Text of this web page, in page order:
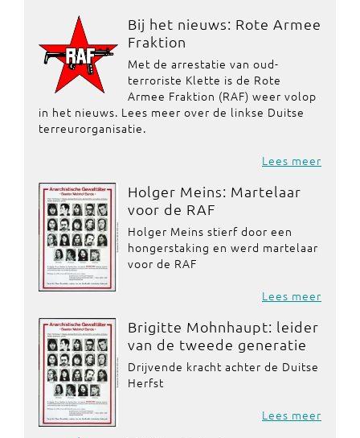
Bij het nieuws: Rote Armee
Fraktion
Met de arrestatie van oud-
terroriste Klette is de Rote
Armee Fraktion (RAF) weer volop
in het nieuws. Lees meer over de linkse Duitse
terreurorganisatie.
Lees meer
Holger Meins: Martelaar
voor de RAF
Holger Meins stierf door een
hongerstaking en werd martelaar
voor de RAF
Lees meer
Brigitte Mohnhaupt: leider
van de tweede generatie
Drijvende kracht achter de Duitse
Herfst
Lees meer